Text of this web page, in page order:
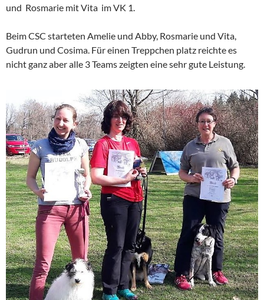
und Rosmarie mit Vita im VK 1.
Beim CSC starteten Amelie und Abby, Rosmarie und Vita,
Gudrun und Cosima. Für einen Treppchen platz reichte es
nicht ganz aber alle 3 Teams zeigten eine sehr gute Leistung.